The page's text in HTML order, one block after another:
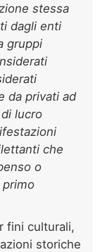
stessa
dagli enti
gruppi
da privati ad
lucro
che
o
fini culturali,
storiche